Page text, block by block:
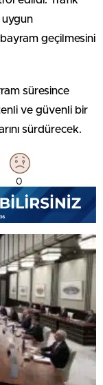
geçilmesini
süresince
ve güvenli bir
sürdürecek.
0